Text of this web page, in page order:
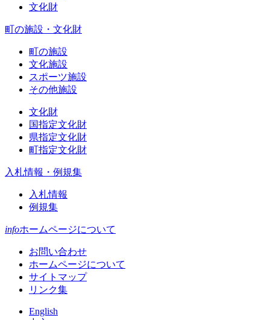
文化財
町の施設・文化財
町の施設
文化施設
スポーツ施設
その他施設
文化財
国指定文化財
県指定文化財
町指定文化財
入札情報・例規集
入札情報
例規集
infoホームページについて
お問い合わせ
ホームページについて
サイトマップ
リンク集
English